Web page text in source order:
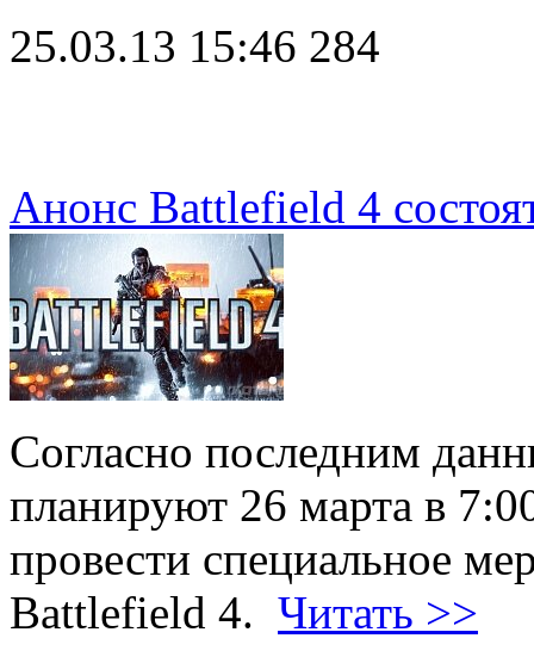
25.03.13 15:46 284
Анонс Battlefield 4
Согласно последним
планируют 26 марта в
провести специальное
Battlefield 4. Читать >>